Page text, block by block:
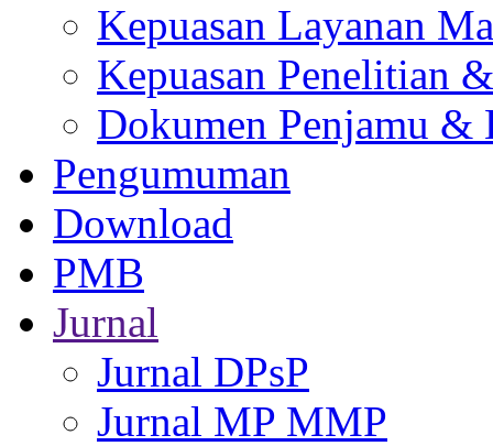
Kepuasan Layanan
Kepuasan Penelitian
Dokumen Penjamu &
Pengumuman
Download
PMB
Jurnal
Jurnal DPsP
Jurnal MP MMP